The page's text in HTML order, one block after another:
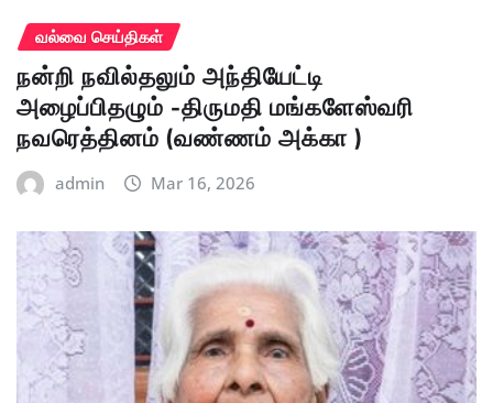
வல்வை செய்திகள்
நன்றி நவில்தலும் அந்தியேட்டி
அழைப்பிதழும் -திருமதி மங்களேஸ்வரி
நவரெத்தினம் (வண்ணம் அக்கா )
admin Mar 16, 2026